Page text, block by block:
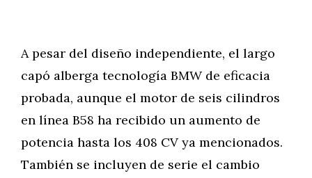
A pesar del diseño independiente, el largo
capó alberga tecnología BMW de eficacia
probada, aunque el motor de seis cilindros
en línea B58 ha recibido un aumento de
potencia hasta los 408 CV ya mencionados.
También se incluyen de serie el cambio